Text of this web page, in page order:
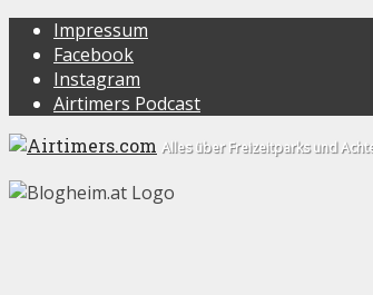
Impressum
Facebook
Instagram
Airtimers Podcast
Alles über Freizeitparks und